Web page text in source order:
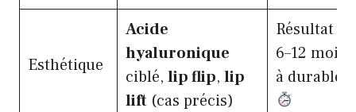
Esthétique
Acide
hyaluronique
ciblé, lip flip, lip
lift (cas précis)
Résultat de
6–12 mois
à durable